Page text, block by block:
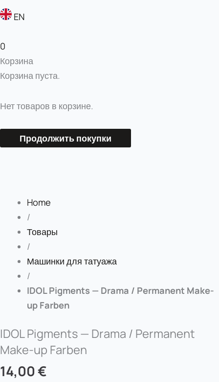
EN
0
Корзина
Корзина пуста.
Нет товаров в корзине.
Продолжить покупки
Home
/
Товары
/
Машинки для татуажа
/
IDOL Pigments — Drama / Permanent Make-
up Farben
IDOL Pigments — Drama / Permanent
Make-up Farben
14,00€